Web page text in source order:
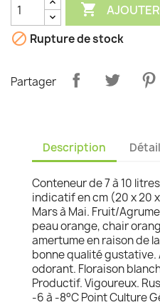

 Rupture de stock
Partager
Description
Conteneur de 7 à 10
indicatif en cm (20 x 20
Mars à Mai. Fruit/
peau orange, chair
amertume en raison de
bonne qualité
odorant. Floraison
Productif. Vigoureux.
-6 à -8°C Point Culture